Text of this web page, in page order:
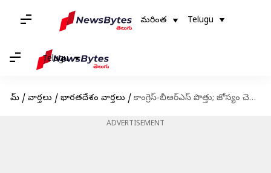
మరింత Telugu
Telugu
హోమ్ / వార్తలు / భారతదేశం వార్తలు / కాంగ్రెస్‌-బీఆర్‌ఎస్‌ పొత్తు; జోస్యం చెప్పిన ఎంపీ కోమటిరెడ్డి
ADVERTISEMENT